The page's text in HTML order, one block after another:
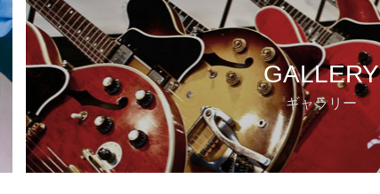
GALLERY
ギャラリー